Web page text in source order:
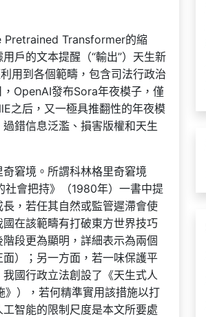
Pretrained Transformer的縮
戶的文本提醒（“輸出”）天生新
用到各個範疇，包含司法行政治
OpenAI發布Sora年夜模子，僅
之后，又一極具推翻性的年夜模
錯信息泛濫、損害版權和天生
窘境。所謂科林格里奇窘境
社會把持》（1980年）一書中提
，若任其自然或監管遲滯會使
在該範疇有打破東方世界技巧
段更為顯明，詳細表示為兩個
）；另一方面，若一味保護平
國行政立法創設了《天生式人
），若何精準實用該措施以打
智能的限制尺度是本文所要處